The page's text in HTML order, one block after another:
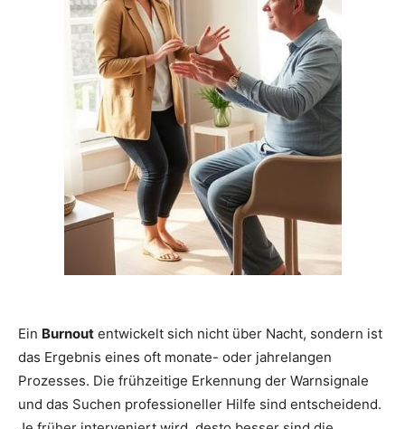
Ein Burnout entwickelt sich nicht über Nacht, sondern ist
das Ergebnis eines oft monate- oder jahrelangen
Prozesses. Die frühzeitige Erkennung der Warnsignale
und das Suchen professioneller Hilfe sind entscheidend.